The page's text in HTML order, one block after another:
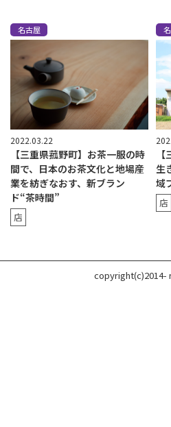
名古屋
2022.03.22
【三重県菰野町】お茶一服の時
間で、日本のお茶文化と地場産
業を紡ぎなおす、新ブラン
ド“茶時間”
店
生
域
店
copyright(c)2014-